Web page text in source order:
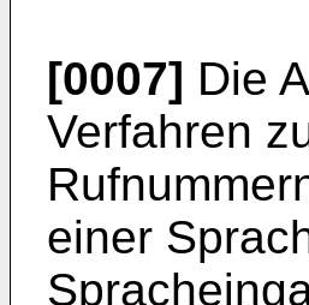
[0007] Die
Verfahren
einer